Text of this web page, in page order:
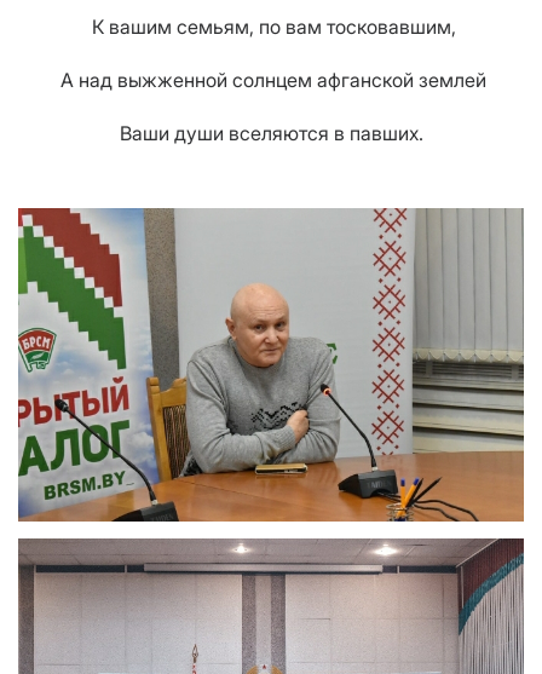
К вашим семьям, по вам тосковавшим,
А над выжженной солнцем афганской землей
Ваши души вселяются в павших.